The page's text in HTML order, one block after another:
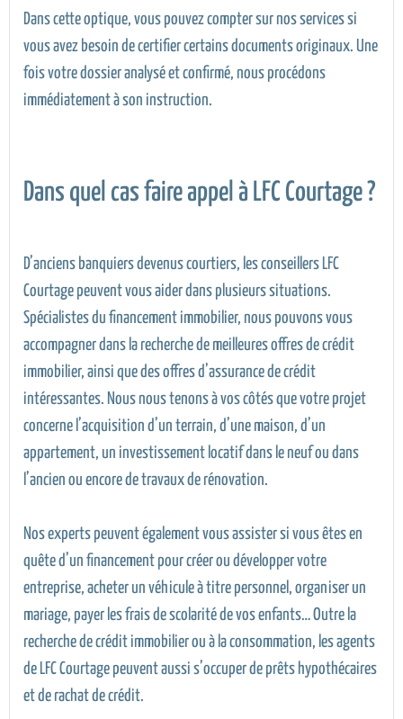
Dans cette optique, vous pouvez compter sur nos services si
vous avez besoin de certifier certains documents originaux. Une
fois votre dossier analysé et confirmé, nous procédons
immédiatement à son instruction.
Dans quel cas faire appel à LFC Courtage ?
D’anciens banquiers devenus courtiers, les conseillers LFC
Courtage peuvent vous aider dans plusieurs situations.
Spécialistes du financement immobilier, nous pouvons vous
accompagner dans la recherche de meilleures offres de crédit
immobilier, ainsi que des offres d’assurance de crédit
intéressantes. Nous nous tenons à vos côtés que votre projet
concerne l’acquisition d’un terrain, d’une maison, d’un
appartement, un investissement locatif dans le neuf ou dans
l’ancien ou encore de travaux de rénovation.
Nos experts peuvent également vous assister si vous êtes en
quête d’un financement pour créer ou développer votre
entreprise, acheter un véhicule à titre personnel, organiser un
mariage, payer les frais de scolarité de vos enfants… Outre la
recherche de crédit immobilier ou à la consommation, les agents
de LFC Courtage peuvent aussi s’occuper de prêts hypothécaires
et de rachat de crédit.